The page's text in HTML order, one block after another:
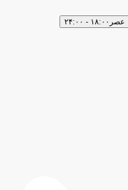
عصر ۱۸:۰۰ - ۲۴:۰۰